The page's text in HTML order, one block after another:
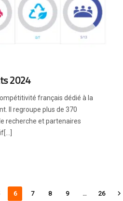
2024
français dédié à la
Il regroupe plus de 370
recherche et partenaires
6 7 8 9 … 26